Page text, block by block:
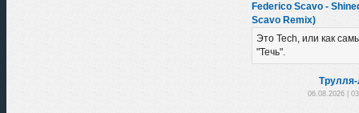
Federico Scavo -
Scavo Remix)
Это Tech, или как
"Течь".
06.08.2026 |